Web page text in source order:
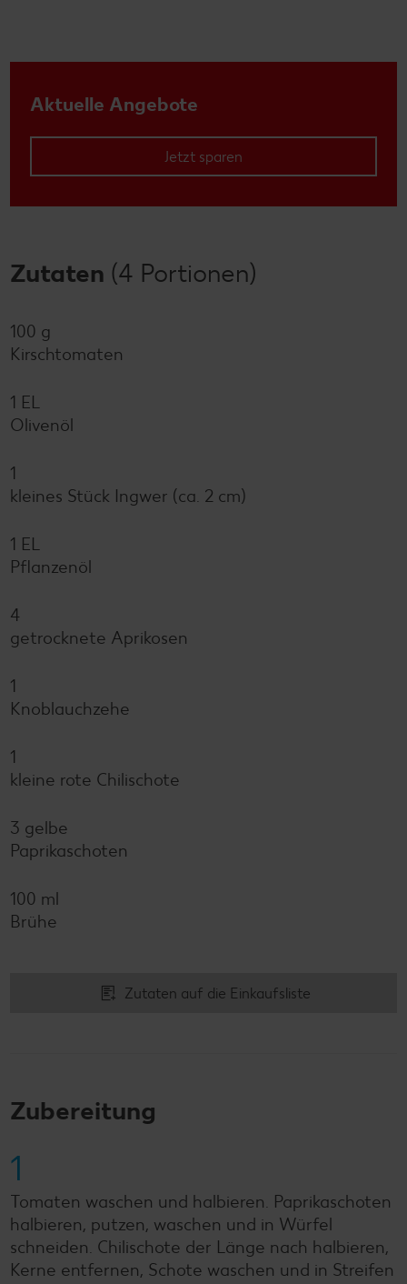
Aktuelle Angebote
Jetzt sparen
Zutaten (4 Portionen)
100 g
Kirschtomaten
1 EL
Olivenöl
1
kleines Stück Ingwer (ca. 2 cm)
1 EL
Pflanzenöl
4
getrocknete Aprikosen
1
Knoblauchzehe
1
kleine rote Chilischote
3 gelbe
Paprikaschoten
100 ml
Brühe
Zutaten auf die Einkaufsliste
Zubereitung
1
Tomaten waschen und halbieren. Paprikaschoten
halbieren, putzen, waschen und in Würfel
schneiden. Chilischote der Länge nach halbieren,
Kerne entfernen, Schote waschen und in Streifen